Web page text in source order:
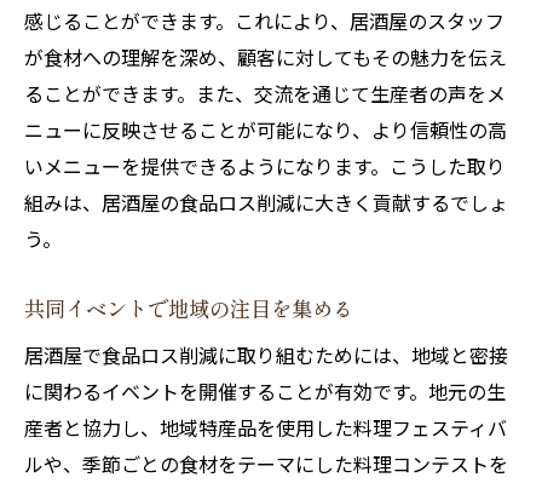
感じることができます。これにより、居酒屋のスタッフ
が食材への理解を深め、顧客に対してもその魅力を伝え
ることができます。また、交流を通じて生産者の声をメ
ニューに反映させることが可能になり、より信頼性の高
いメニューを提供できるようになります。こうした取り
組みは、居酒屋の食品ロス削減に大きく貢献するでしょ
う。
共同イベントで地域の注目を集める
居酒屋で食品ロス削減に取り組むためには、地域と密接
に関わるイベントを開催することが有効です。地元の生
産者と協力し、地域特産品を使用した料理フェスティバ
ルや、季節ごとの食材をテーマにした料理コンテストを